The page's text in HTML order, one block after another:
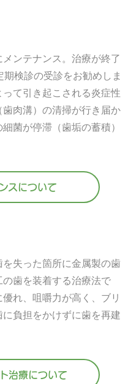
ンテナンス。治療が終了
検診の受診をお勧めしま
て引き起こされる炎症性
肉溝）の清掃が行き届か
菌が停滞（歯垢の蓄積）
スについて
失った箇所に金属製の歯
歯を装着する治療法で
れ、咀嚼力が高く、ブリ
負担をかけずに歯を再建
治療について